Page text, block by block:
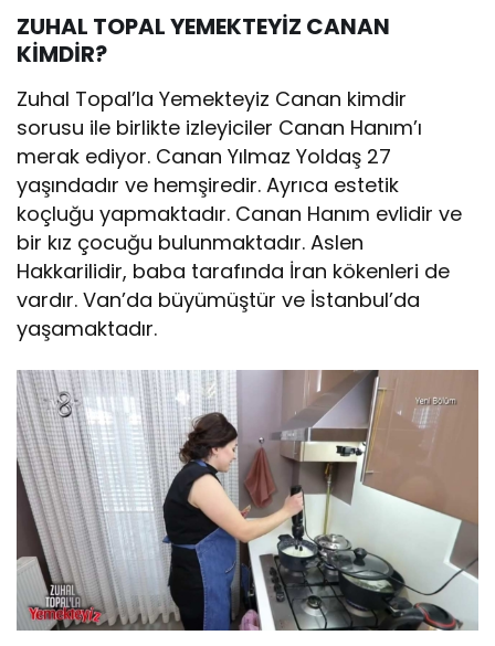
ZUHAL TOPAL YEMEKTEYİZ CANAN
KİMDİR?
Zuhal Topal’la Yemekteyiz Canan kimdir
sorusu ile birlikte izleyiciler Canan Hanım’ı
merak ediyor. Canan Yılmaz Yoldaş 27
yaşındadır ve hemşiredir. Ayrıca estetik
koçluğu yapmaktadır. Canan Hanım evlidir ve
bir kız çocuğu bulunmaktadır. Aslen
Hakkarilidir, baba tarafında İran kökenleri de
vardır. Van’da büyümüştür ve İstanbul’da
yaşamaktadır.